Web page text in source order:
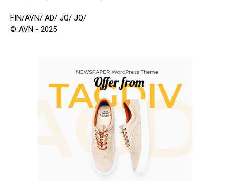
FIN/AVN/ AD/ JQ/ JQ/
© AVN - 2025